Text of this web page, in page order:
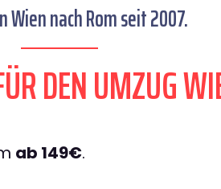
Wien nach Rom seit 2007.
DEN UMZUG
ab 149€.